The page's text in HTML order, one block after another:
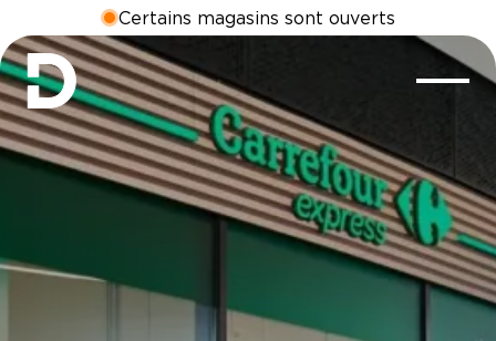
Certains magasins sont ouverts